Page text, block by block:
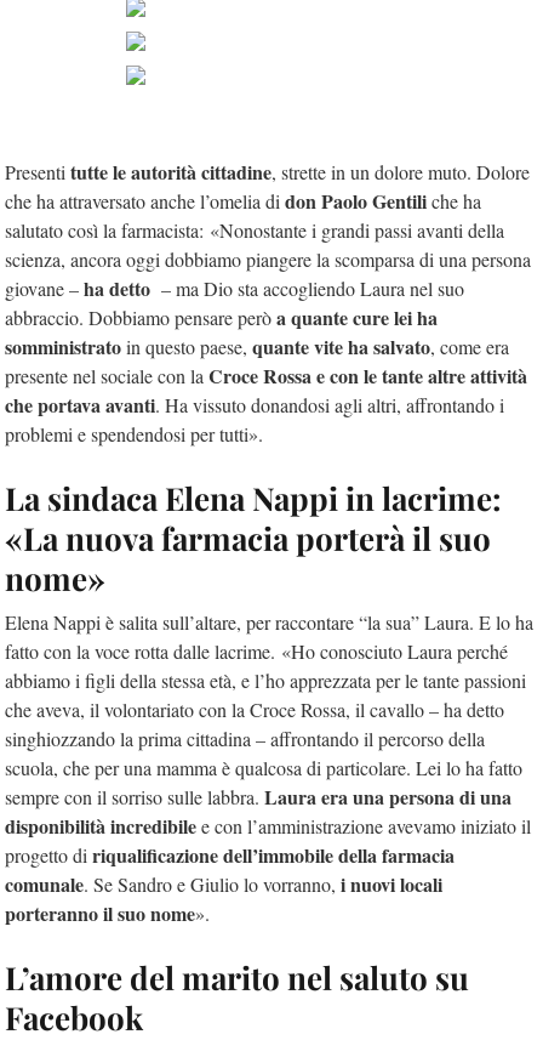
Presenti tutte le autorità cittadine, strette in un dolore muto. Dolore
che ha attraversato anche l’omelia di don Paolo Gentiliche ha
salutato così la farmacista: «Nonostante i grandi passi avanti della
scienza, ancora oggi dobbiamo piangere la scomparsa di una persona
giovane –ha detto – ma Dio sta accogliendo Laura nel suo
abbraccio. Dobbiamo pensare peròa quante cure lei ha
somministratoin questo paese, quante vite ha salvato, come era
presente nel sociale con la Croce Rossa e con le tante altre attività
che portava avanti. Ha vissuto donandosi agli altri, affrontando i
problemi e spendendosi per tutti».
La sindaca Elena Nappi in lacrime:
«La nuova farmacia porterà il suo
nome»
Elena Nappi è salita sull’altare, per raccontare “la sua” Laura. E lo ha
fatto con la voce rotta dalle lacrime. «Ho conosciuto Laura perché
abbiamo i figli della stessa età, e l’ho apprezzata per le tante passioni
che aveva, il volontariato con la Croce Rossa, il cavallo – ha detto
singhiozzando la prima cittadina – affrontando il percorso della
scuola, che per una mamma è qualcosa di particolare. Lei lo ha fatto
sempre con il sorriso sulle labbra. Laura era una persona di una
disponibilità incredibilee con l’amministrazione avevamo iniziato il
progetto di riqualificazione dell’immobile della farmacia
comunale. Se Sandro e Giulio lo vorranno, i nuovi locali
porteranno il suo nome».
L’amore del marito nel saluto su
Facebook